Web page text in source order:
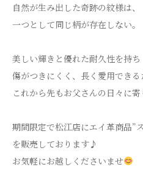
自然が生み出した奇跡の紋様は、
一つとして同じ柄が存在しない。
美しい輝きと優れた耐久性を持ち
傷がつきにくく、長く愛用できる
これから先もお父さんの日々に
期間限定で松江店にエイ革商品”
を販売しております♪
お気軽にお越しくださいませ